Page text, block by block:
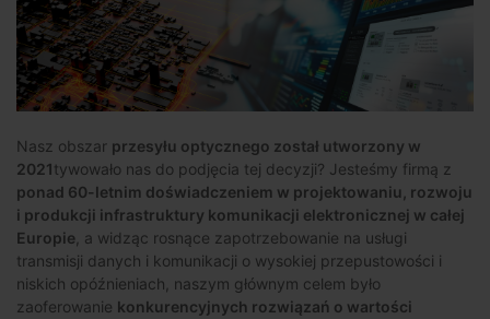
Nasz obszar przesyłu optycznego został utworzony w
2021tywowało nas do podjęcia tej decyzji? Jesteśmy firmą z
ponad 60-letnim doświadczeniem w projektowaniu, rozwoju
i produkcji infrastruktury komunikacji elektronicznej w całej
Europie , a widząc rosnące zapotrzebowanie na usługi
transmisji danych i komunikacji o wysokiej przepustowości i
niskich opóźnieniach, naszym głównym celem było
zaoferowanie konkurencyjnych rozwiązań o wartości